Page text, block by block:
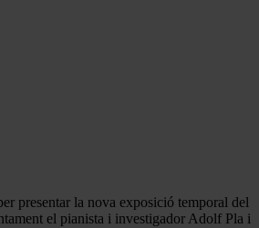
presentar la nova exposició temporal del
el pianista i investigador Adolf Pla i